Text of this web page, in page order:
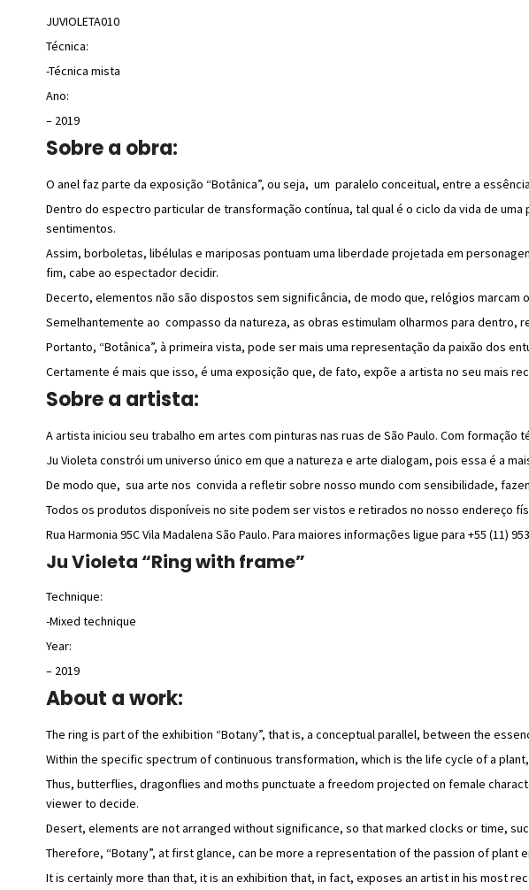
JUVIOLETA010
Técnica:
-Técnica mista
Ano:
– 2019
Sobre a obra:
O anel faz parte da exposição “Botânica”, ou seja, um paralelo conceitual, entre a
Dentro do espectro particular de transformação contínua, tal qual é o ciclo da vida de
sentimentos.
Assim, borboletas, libélulas e mariposas pontuam uma liberdade projetada em
fim, cabe ao espectador decidir.
Decerto, elementos não são dispostos sem significância, de modo que, relógios
Semelhantemente ao compasso da natureza, as obras estimulam olharmos para dentro,
Portanto, “Botânica”, à primeira vista, pode ser mais uma representação da paixão dos
Certamente é mais que isso, é uma exposição que, de fato, expõe a artista no seu mais
Sobre a artista:
A artista iniciou seu trabalho em artes com pinturas nas ruas de São Paulo. Com formação
Ju Violeta constrói um universo único em que a natureza e arte dialogam, pois essa é a
De modo que, sua arte nos convida a refletir sobre nosso mundo com sensibilidade,
Todos os produtos disponíveis no site podem ser vistos e retirados no nosso endereço
Rua Harmonia 95C Vila Madalena São Paulo. Para maiores informações ligue para +55 (11)
Ju Violeta “Ring with frame”
Technique:
-Mixed technique
Year:
– 2019
About a work:
The ring is part of the exhibition “Botany”, that is, a conceptual parallel, between the
Within the specific spectrum of continuous transformation, which is the life cycle of a
Thus, butterflies, dragonflies and moths punctuate a freedom projected on female
viewer to decide.
Desert, elements are not arranged without significance, so that marked clocks or time,
Therefore, “Botany”, at first glance, can be more a representation of the passion of plant
It is certainly more than that, it is an exhibition that, in fact, exposes an artist in his most